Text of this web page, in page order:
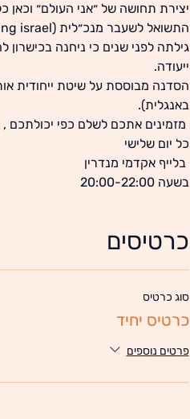
יצירת תחושה של ״אני העולם״ וכאן
התשואל לשעבר מנכ״לית (EMI Music Publishing israel ו - Helicon Songs. )
גילתה לפני שנים כי ניחנה
ייעודה.
הסדנה מבוססת על שיטת ייחודית
באנגלית).
מזמינים אתכם לשלם כפי יכולתכם ,
כל יום שלישי
בלייף אקדמי מנדרין
בשעה 20:00-22:00
כרטיסים
סוג כרטיס
כרטיס יחיד
פרטים נוספים